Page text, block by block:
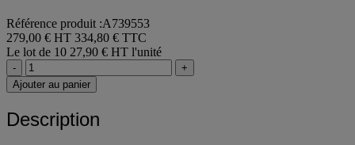
Référence produit :A739553
279,00 € HT 334,80 € TTC
Le lot de 10 27,90 € HT l'unité
-
+
Ajouter au panier
Description